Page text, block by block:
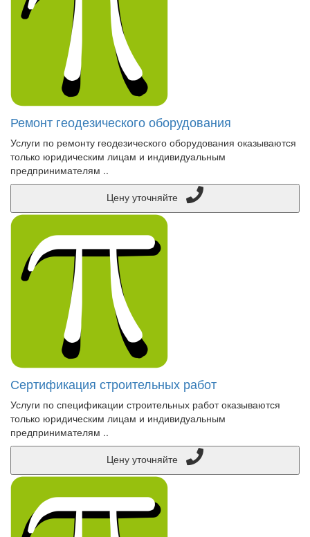
Ремонт геодезического оборудования
Услуги по ремонту геодезического оборудования оказываются
только юридическим лицам и индивидуальным
предпринимателям ..
Сертификация строительных работ
Услуги по спецификации строительных работ оказываются
только юридическим лицам и индивидуальным
предпринимателям ..